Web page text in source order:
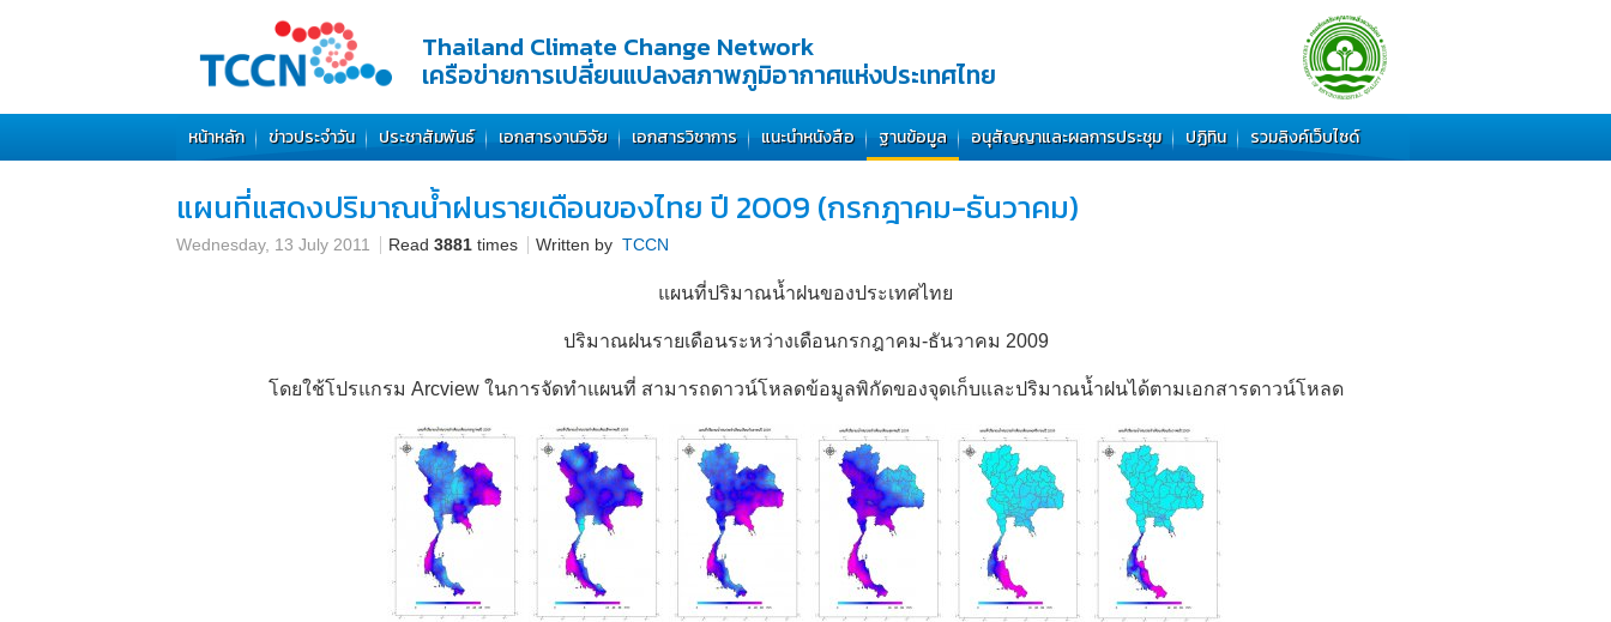
Thailand Climate Change Network
เครือข่ายการเปลี่ยนแปลงสภาพภูมิอากาศแห่งประเทศไทย
หน้าหลัก ข่าวประจำวัน ประชาสัมพันธ์ เอกสารงานวิจัย เอกสารวิชาการ แนะนำหนังสือ ฐานข้อมูล อนุสัญญาและผลการประชุม ปฏิทิน รวมลิงค์เว็บไซด์
แผนที่แสดงปริมาณน้ำฝนรายเดือนของไทย ปี 2009 (กรกฎาคม-ธันวาคม)
Wednesday, 13 July 2011 Read 3881 times Written by TCCN
แผนที่ปริมาณน้ำฝนของประเทศไทย
ปริมาณฝนรายเดือนระหว่างเดือนกรกฎาคม-ธันวาคม 2009
โดยใช้โปรแกรม Arcview ในการจัดทำแผนที่ สามารถดาวน์โหลดข้อมูลพิกัดของจุดเก็บและปริมาณน้ำฝนได้ตามเอกสารดาวน์โหลด